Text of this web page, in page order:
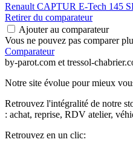
Renault CAPTUR E-Tech 145
Retirer du comparateur
Ajouter au comparateur
Vous ne pouvez pas comparer
Comparateur
by-parot.com et tressol-
Notre site évolue pour mieux
Retrouvez l'intégralité de notre
: achat, reprise, RDV atelier,
Retrouvez en un clic: